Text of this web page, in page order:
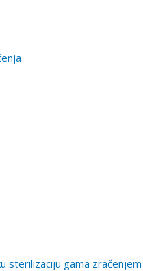
sterilizaciju gama zračenjem